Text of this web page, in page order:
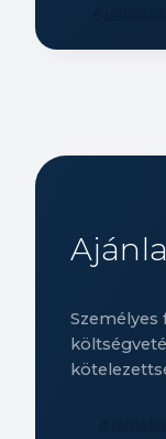
Személyes